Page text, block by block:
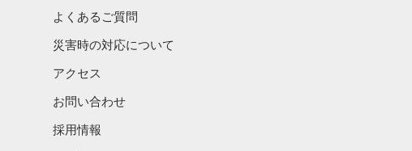
よくあるご質問
災害時の対応について
アクセス
お問い合わせ
採用情報